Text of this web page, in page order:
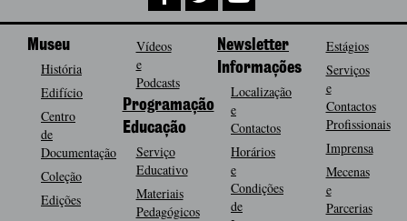
Museu
História
Edifício
Centro
de
Documentação
Coleção
Edições
Vídeos
e
Podcasts
Programação
Educação
Serviço
Educativo
Materiais
Pedagógicos
Newsletter
Informações
Localização
e
Contactos
Horários
e
Condições
de
Estágios
Serviços
e
Contactos
Profissionais
Imprensa
Mecenas
e
Parcerias